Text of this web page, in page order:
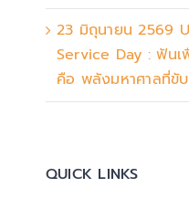
23 มิถุนายน 2569
Service Day : ฟันเ
คือ พลังมหาศาลที่ขั
QUICK LINKS